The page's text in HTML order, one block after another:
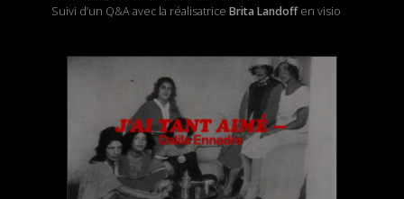
Suivi d’un Q&A avec la réalisatrice Brita Landoffen visio